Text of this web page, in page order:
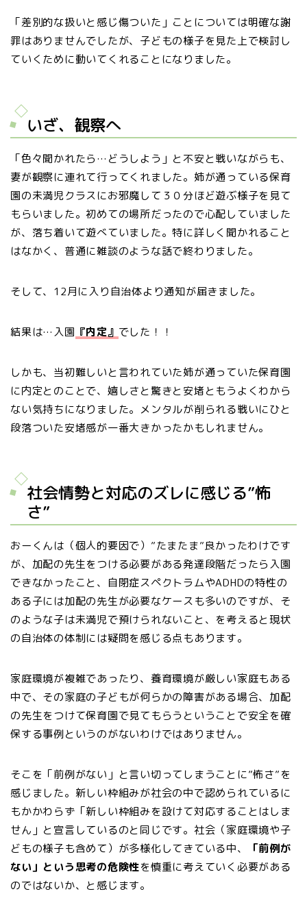
「差別的な扱いと感じ傷ついた」ことについては明確な謝
罪はありませんでしたが、子どもの様子を見た上で検討し
ていくために動いてくれることになりました。
いざ、観察へ
「色々聞かれたら…どうしよう」と不安と戦いながらも、
妻が観察に連れて行ってくれました。姉が通っている保育
園の未満児クラスにお邪魔して３０分ほど遊ぶ様子を見て
もらいました。初めての場所だったので心配していました
が、落ち着いて遊べていました。特に詳しく聞かれること
はなかく、普通に雑談のような話で終わりました。
そして、12月に入り自治体より通知が届きました。
結果は…入園 『内定』 でした！！
しかも、当初難しいと言われていた姉が通っていた保育園
に内定とのことで、嬉しさと驚きと安堵ともうよくわから
ない気持ちになりました。メンタルが削られる戦いにひと
段落ついた安堵感が一番大きかったかもしれません。
社会情勢と対応のズレに感じる”怖
さ”
おーくんは（個人的要因で）”たまたま”良かったわけです
が、加配の先生をつける必要がある発達段階だったら入園
できなかったこと、自閉症スペクトラムやADHDの特性の
ある子には加配の先生が必要なケースも多いのですが、そ
のような子は未満児で預けられないこと、を考えると現状
の自治体の体制には疑問を感じる点もあります。
家庭環境が複雑であったり、養育環境が厳しい家庭もある
中で、その家庭の子どもが何らかの障害がある場合、加配
の先生をつけて保育園で見てもらうということで安全を確
保する事例というのがないわけではありません。
そこを「前例がない」と言い切ってしまうことに”怖さ”を
感じました。新しい枠組みが社会の中で認められているに
もかかわらず「新しい枠組みを設けて対応することはしま
せん」と宣言しているのと同じです。社会（家庭環境や子
どもの様子も含めて）が多様化してきている中、
「前例が
ない」という思考の危険性を慎重に考えていく必要がある
のではないか、と感じます。